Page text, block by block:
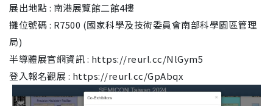
展出地點 : 南港展覽館二館4樓
攤位號碼 : R7500 (國家科學及技術委員會南部科學園區管理
局)
半導體展官網資訊 : https://reurl.cc/NlGym5
登入報名觀展 : https://reurl.cc/GpAbqx